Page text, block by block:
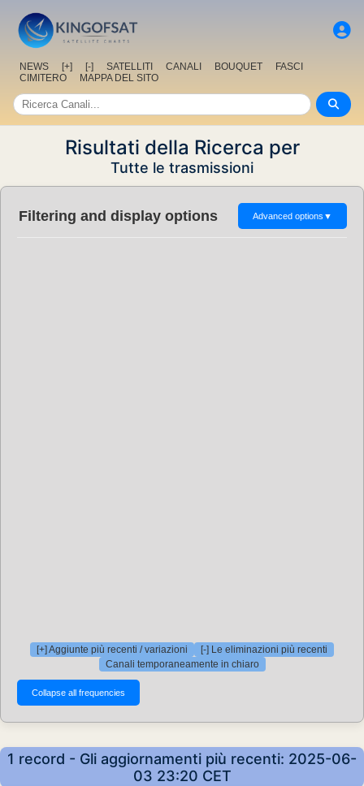
NEWS [+] [-] SATELLITI CANALI BOUQUET
FASCI
CIMITERO
MAPPA DEL SITO
Risultati della Ricerca per
Tutte le trasmissioni
Filtering and display options Advanced options ▼
[+] Aggiunte più recenti / variazioni
[-] Le eliminazioni più recenti
Canali temporaneamente in chiaro
1 record - Gli aggiornamenti più recenti: 2025-06-
03 23:20 CET